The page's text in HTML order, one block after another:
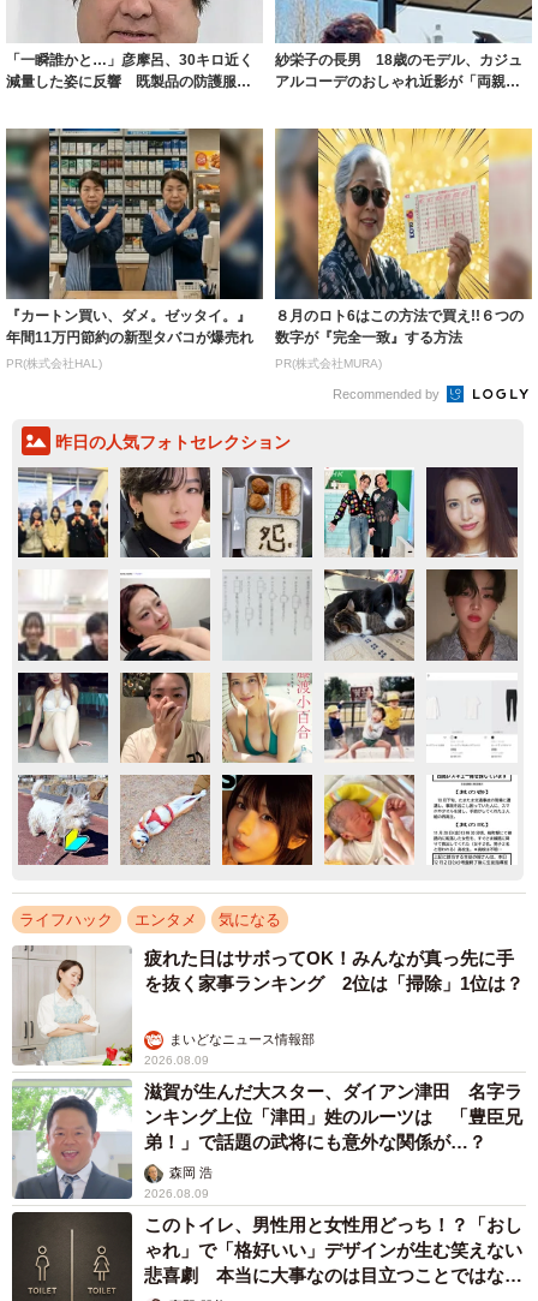
「一瞬誰かと…」彦摩呂、30キロ近く
減量した姿に反響 既製品の防護服が
紗栄子の長男 18歳のモデル、カジュ
アルコーデのおしゃれ近影が「両親の
『カートン買い、ダメ。ゼッタイ。』
年間11万円節約の新型タバコが爆売れ
PR(株式会社HAL)
８月のロト6はこの方法で買え!!６つの
数字が『完全一致』する方法
PR(株式会社MURA)
Recommended by
昨日の人気フォトセレクション
ライフハック エンタメ 気になる
疲れた日はサボってOK！みんなが真っ先に手
を抜く家事ランキング 2位は「掃除」1位は？
まいどなニュース情報部
2026.08.09
滋賀が生んだ大スター、ダイアン津田 名字ラ
ンキング上位「津田」姓のルーツは 「豊臣兄
弟！」で話題の武将にも意外な関係が…？
森岡 浩
2026.08.09
このトイレ、男性用と女性用どっち！？「おし
ゃれ」で「格好いい」デザインが生む笑えない
悲喜劇 本当に大事なのは目立つことではな